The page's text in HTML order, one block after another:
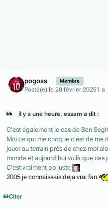
pogoss Membre
Posté(e) le 20 février 20251 a
il y a une heure, essam a dit :
C'est également le cas de Ben
Moi ce qui me choque c'est de me
jouer au terrain près de chez moi
monde et aujourd'hui voilà que ces
C'est vraiment po juste
2005 je connaissais deja vrai fan
Citer